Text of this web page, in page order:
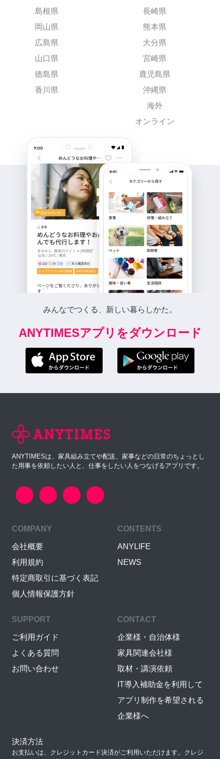
島根県
岡山県
広島県
山口県
徳島県
香川県
長崎県
熊本県
大分県
宮崎県
鹿児島県
沖縄県
海外
オンライン
みんなでつくる、新しい暮らしかた。
ANYTIMESアプリをダウンロード
ANYTIMESは、家具組み立てや配送、家事などの日常のちょっとし
た用事を依頼したい人と、仕事をしたい人をつなげるアプリです。
COMPANY
会社概要
利用規約
特定商取引に基づく表記
個人情報保護方針
CONTENTS
ANYLIFE
NEWS
SUPPORT
ご利用ガイド
よくある質問
お問い合わせ
CONTACT
企業様・自治体様
家具関連会社様
取材・講演依頼
IT導入補助金を利用して
アプリ制作を希望される
企業様へ
決済方法
お支払いは、クレジットカード決済がご利用いただけます。クレジ